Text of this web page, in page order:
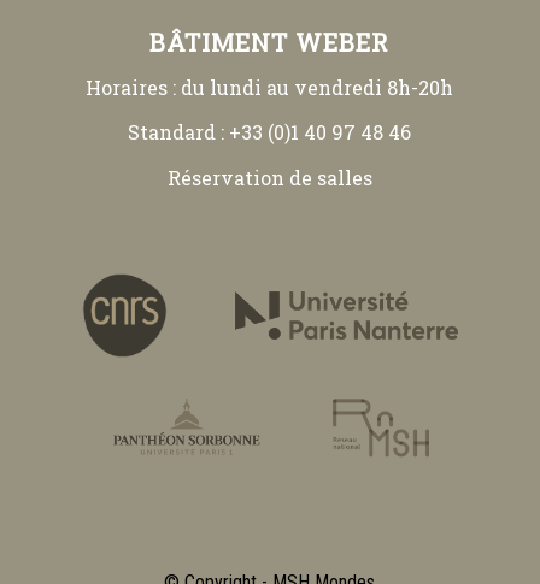
BÂTIMENT WEBER
Horaires : du lundi au vendredi 8h-20h
Standard : +33 (0)1 40 97 48 46
Réservation de salles